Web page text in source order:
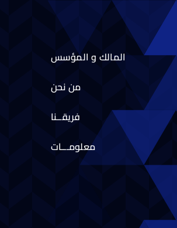
المالك و المؤسس
من نحن
فريقــنا
معلومـــات